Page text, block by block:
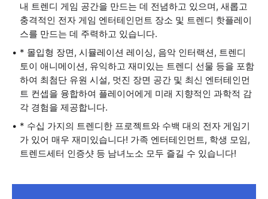
내 트렌디 게임 공간을 만드는 데 전념하고 있으며, 새롭고
충격적인 전자 게임 엔터테인먼트 장소 및 트렌디 핫플레이
스를 만드는 데 주력하고 있습니다.
* 몰입형 장면, 시뮬레이션 레이싱, 음악 인터랙션, 트렌디
토이 애니메이션, 유익하고 재미있는 트렌디 선물 등을 포함
하여 최첨단 유원 시설, 멋진 장면 공간 및 최신 엔터테인먼
트 컨셉을 융합하여 플레이어에게 미래 지향적인 과학적 감
각 경험을 제공합니다.
* 수십 가지의 트렌디한 프로젝트와 수백 대의 전자 게임기
가 있어 매우 재미있습니다! 가족 엔터테인먼트, 학생 모임,
트렌드세터 인증샷 등 남녀노소 모두 즐길 수 있습니다!